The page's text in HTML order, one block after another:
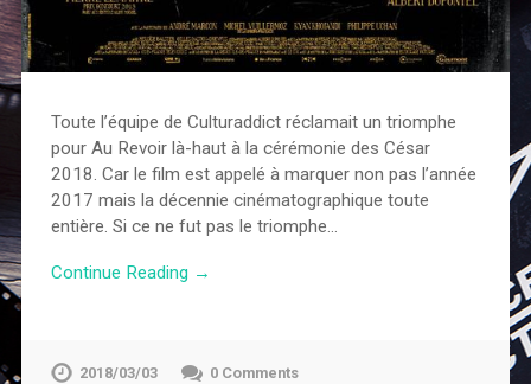
Toute l’équipe de Culturaddict réclamait un triomphe
pour Au Revoir là-haut à la cérémonie des César
2018. Car le film est appelé à marquer non pas l’année
2017 mais la décennie cinématographique toute
entière. Si ce ne fut pas le triomphe…
Continue Reading →
2018/03/03 0 Comments